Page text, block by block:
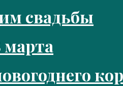
свадьбы
марта